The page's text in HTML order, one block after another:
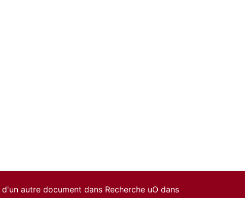
autre document dans Recherche uO dans